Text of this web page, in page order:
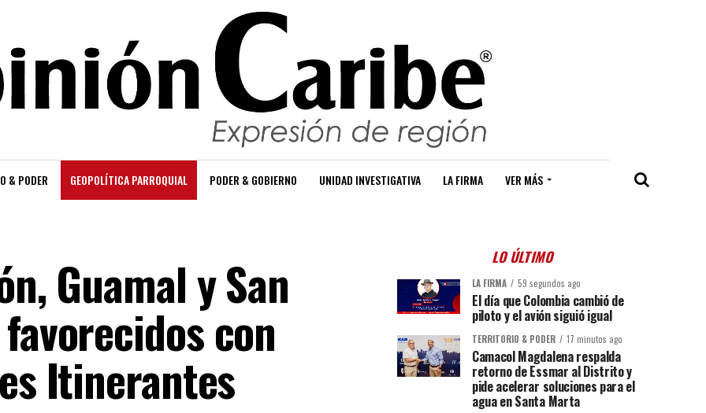
& PODER GEOPOLÍTICA PARROQUIAL PODER & GOBIERNO UNIDAD INVESTIGATIVA LA FIRMA VER MÁS
Guamal y San
con
Itinerantes
LO ÚLTIMO
LA FIRMA 59 segundos ago
El día que Colombia cambió de
piloto y el avión siguió igual
TERRITORIO & PODER 17 minutos ago
Camacol Magdalena respalda
retorno de Essmar al Distrito y
pide acelerar soluciones para el
agua en Santa Marta